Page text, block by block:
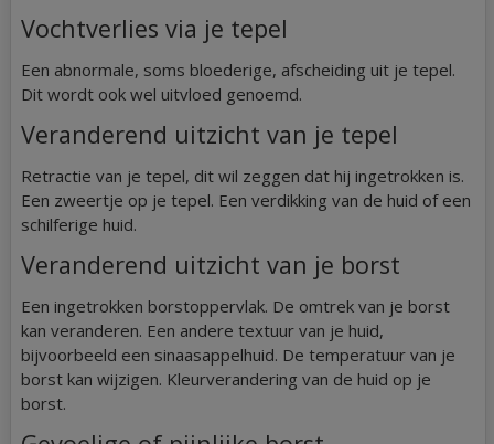
Vochtverlies via je tepel
Een abnormale, soms bloederige, afscheiding uit je tepel.
Dit wordt ook wel uitvloed genoemd.
Veranderend uitzicht van je tepel
Retractie van je tepel, dit wil zeggen dat hij ingetrokken is.
Een zweertje op je tepel. Een verdikking van de huid of een
schilferige huid.
Veranderend uitzicht van je borst
Een ingetrokken borstoppervlak. De omtrek van je borst
kan veranderen. Een andere textuur van je huid,
bijvoorbeeld een sinaasappelhuid. De temperatuur van je
borst kan wijzigen. Kleurverandering van de huid op je
borst.